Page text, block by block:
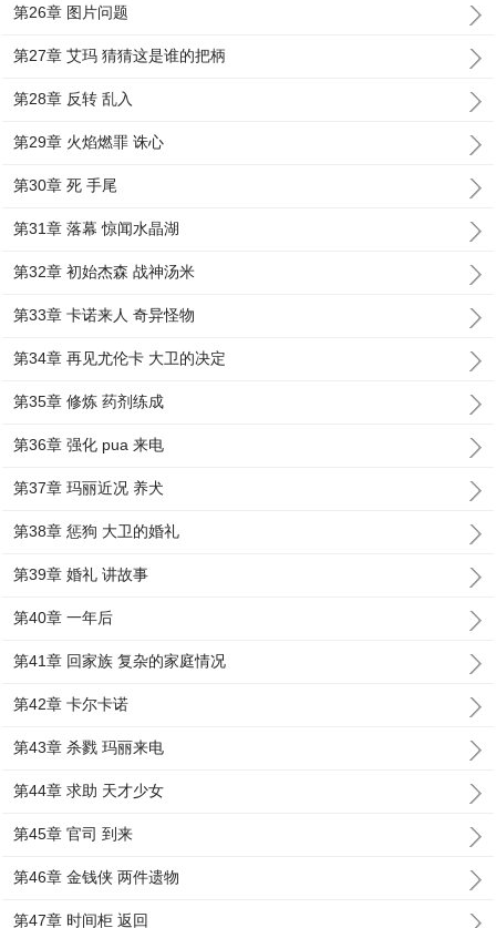
第26章 图片问题
第27章 艾玛 猜猜这是谁的把柄
第28章 反转 乱入
第29章 火焰燃罪 诛心
第30章 死 手尾
第31章 落幕 惊闻水晶湖
第32章 初始杰森 战神汤米
第33章 卡诺来人 奇异怪物
第34章 再见尤伦卡 大卫的决定
第35章 修炼 药剂练成
第36章 强化 pua 来电
第37章 玛丽近况 养犬
第38章 惩狗 大卫的婚礼
第39章 婚礼 讲故事
第40章 一年后
第41章 回家族 复杂的家庭情况
第42章 卡尔卡诺
第43章 杀戮 玛丽来电
第44章 求助 天才少女
第45章 官司 到来
第46章 金钱侠 两件遗物
第47章 时间柜 返回